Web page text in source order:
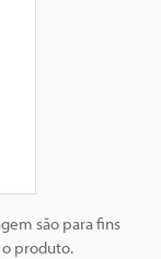
são para fins
produto.